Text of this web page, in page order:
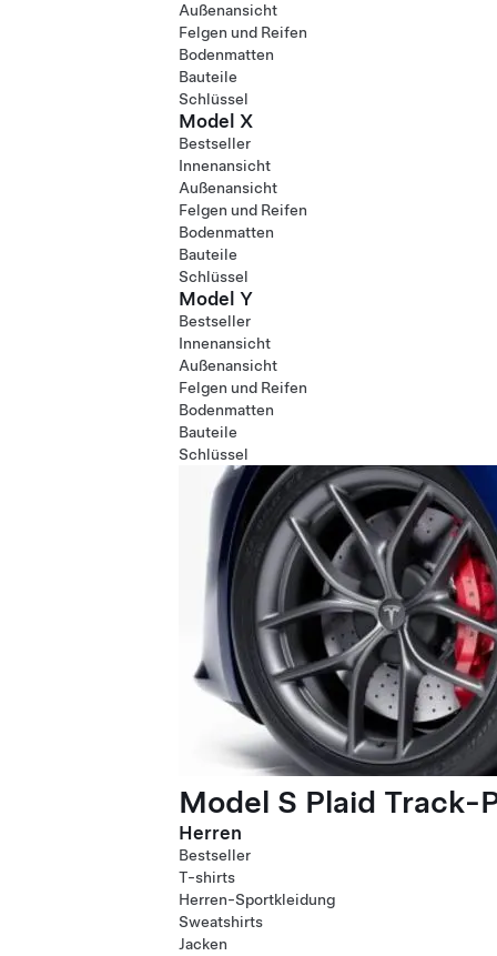
Außenansicht
Felgen und Reifen
Bodenmatten
Bauteile
Schlüssel
Model X
Bestseller
Innenansicht
Außenansicht
Felgen und Reifen
Bodenmatten
Bauteile
Schlüssel
Model Y
Bestseller
Innenansicht
Außenansicht
Felgen und Reifen
Bodenmatten
Bauteile
Schlüssel
Model S Plaid Track-
Herren
Bestseller
T-shirts
Herren-Sportkleidung
Sweatshirts
Jacken